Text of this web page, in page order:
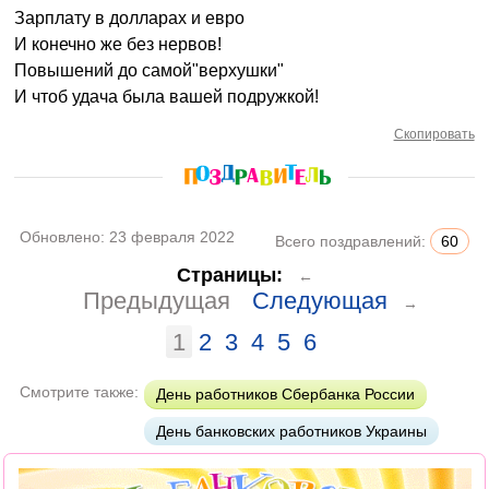
Зарплату в долларах и евро
И конечно же без нервов!
Повышений до самой"верхушки"
И чтоб удача была вашей подружкой!
Скопировать
Обновлено: 23 февраля 2022 Всего поздравлений: 60
Страницы: ←
Предыдущая Следующая →
1 2 3 4 5 6
Смотрите также: День работников Сбербанка России
День банковских работников Украины